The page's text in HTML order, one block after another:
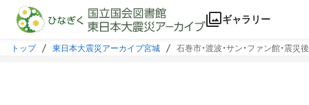
本文に飛ぶ
ギャラリー
トップ 東日本大震災アーカイブ宮城 石巻市・渡波・サン・ファン館・震災後